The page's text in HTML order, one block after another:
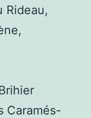
Rideau,
Caramés-